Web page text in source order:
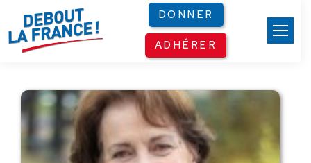
DONNER
ADHÉRER
Panneau de gestion des cookies